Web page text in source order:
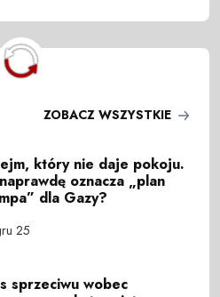
ZOBACZ WSZYSTKIE
który nie daje pokoju.
oznacza „plan
dla Gazy?
25
sprzeciwu wobec